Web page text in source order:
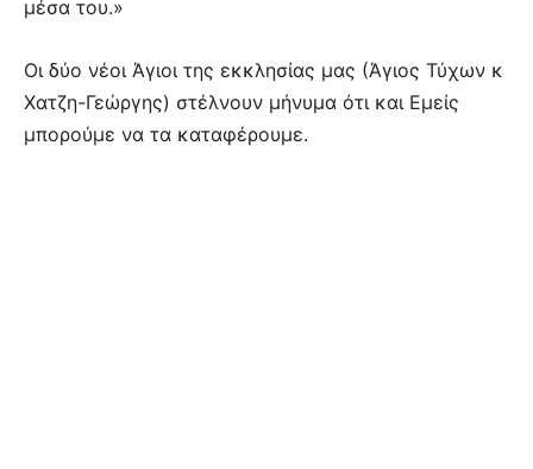
μέσα του.»
Οι δύο νέοι Άγιοι της εκκλησίας μας (Άγιος Τύχων κ
Χατζη-Γεώργης) στέλνουν μήνυμα ότι και Εμείς
μπορούμε να τα καταφέρουμε.